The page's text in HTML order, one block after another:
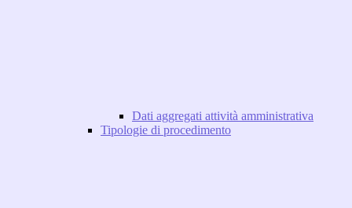
Dati aggregati attività amministrativa
Tipologie di procedimento